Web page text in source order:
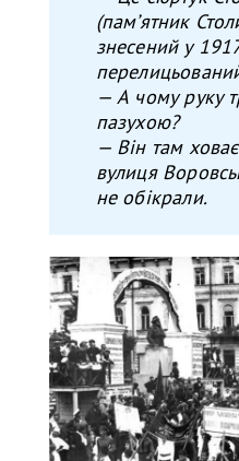
(пам’ятник
знесений у
— А чому руку
пазухою?
— Він там
вулиця
не обікрали.